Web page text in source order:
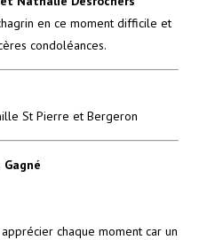
en ce moment difficile et
condoléances.
St Pierre et Bergeron
chaque moment car un